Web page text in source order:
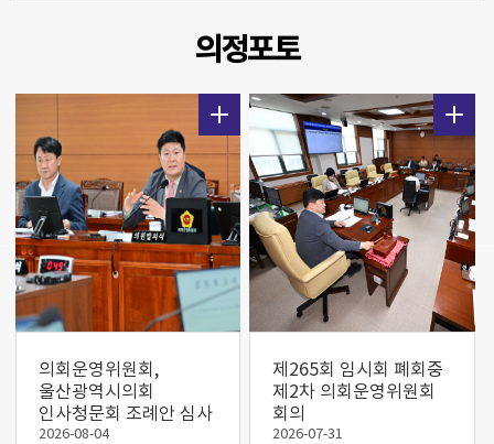
의정포토
의회운영위원회,
울산광역시의회
인사청문회 조례안 심사
2026-08-04
제265회 임시회 폐회중
제2차 의회운영위원회
회의
2026-07-31